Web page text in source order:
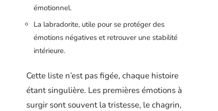
émotionnel.
La labradorite, utile pour se protéger des
émotions négatives et retrouver une stabilité
intérieure.
Cette liste n’est pas figée, chaque histoire
étant singulière. Les premières émotions à
surgir sont souvent la tristesse, le chagrin,